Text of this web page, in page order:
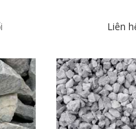
Liên